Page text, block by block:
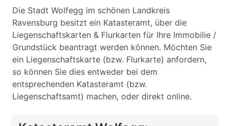
Die Stadt Wolfegg im schönen Landkreis
Ravensburg besitzt ein Katasteramt, über die
Liegenschaftskarten & Flurkarten für Ihre Immobilie /
Grundstück beantragt werden können. Möchten Sie
ein Liegenschaftskarte (bzw. Flurkarte) anfordern,
so können Sie dies entweder bei dem
entsprechenden Katasteramt (bzw.
Liegenschaftsamt) machen, oder direkt online.